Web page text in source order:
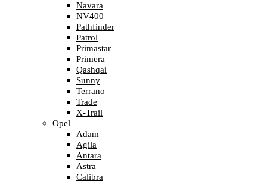
Navara
NV400
Pathfinder
Patrol
Primastar
Primera
Qashqai
Sunny
Terrano
Trade
X-Trail
Opel
Adam
Agila
Antara
Astra
Calibra